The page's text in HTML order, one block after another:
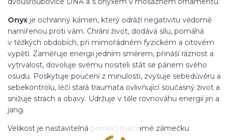
Onyx je ochranný kámen, který odráží negativitu vědomě
namířenou proti vám. Chrání život, dodává sílu, pomáhá
v těžkých obdobích, při mimořádném fyzickém a citovém
vypětí. Zaměřuje energii jedním směrem, přináší ráznost a
vytrvalost, dovoluje svému nositeli stát se pánem svého
osudu. Poskytuje poučení z minulosti, zvyšuje sebedůvěru a
sebekontrolu, léčí stará traumata ovlivňující současný život a
snižuje strach a obavy. Udržuje v těle rovnováhu energií jin a
jang.
Velikost je nastavitelná pomocí macramé zámečku